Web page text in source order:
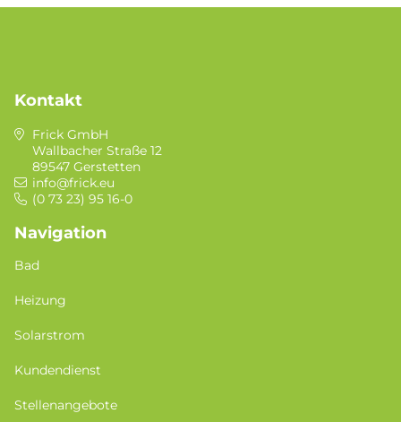
Kontakt
Frick GmbH
Wallbacher Straße 12
89547 Gerstetten
info@frick.eu
(0 73 23) 95 16-0
Navigation
Bad
Heizung
Solarstrom
Kundendienst
Stellenangebote